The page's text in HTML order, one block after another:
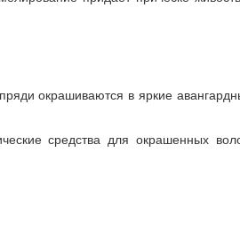
окрашиваются в яркие
средства для окрашенных